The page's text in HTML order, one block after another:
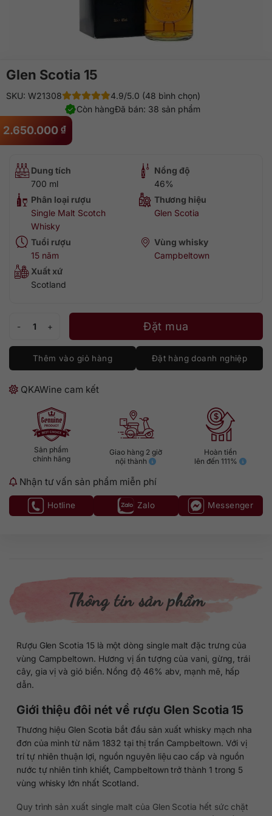
Glen Scotia 15
2.650.000 ₫
SKU: W21308
4.9/5.0 (48 bình chọn)
Đã bán: 38 sản phẩm
Còn hàng
Dung tích
700 ml
Nồng độ
46%
Phân loại rượu
Single Malt Scotch
Whisky
Thương hiệu
Glen Scotia
Tuổi rượu
15 năm
Vùng whisky
Campbeltown
Xuất xứ
Scotland
Đặt mua
Thêm vào giỏ hàng Đặt hàng doanh nghiệp
QKAWine cam kết
Sản phẩm
chính hãng
Giao hàng 2 giờ
nội thành
Hoàn tiền
lên đến 111%
Nhận tư vấn sản phẩm miễn phí
Hotline Zalo Messenger
Thông tin sản phẩm
Rượu Glen Scotia 15 là một dòng single malt đặc trưng của
vùng Campbeltown. Hương vị ấn tượng của vani, gừng, trái
cây, gia vị và gió biển. Nồng độ 46% abv, mạnh mẽ, hấp
dẫn.
Giới thiệu đôi nét về rượu Glen Scotia 15
Thương hiệu Glen Scotia bắt đầu sản xuất whisky mạch nha
đơn của mình từ năm 1832 tại thị trấn Campbeltown. Với vị
trí tự nhiên thuận lợi, nguồn nguyên liệu cao cấp và nguồn
nước tự nhiên tinh khiết, Campbeltown trở thành 1 trong 5
vùng whisky lớn nhất Scotland.
Quy trình sản xuất single malt của Glen Scotia hết sức chặt